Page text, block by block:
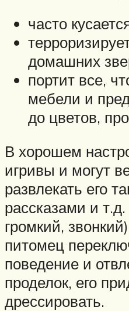
часто
домашних
портит все,
мебели и
до цветов,
В хорошем
игривы и могут
развлекать его
рассказами и т.д.
громкий,
питомец
поведение и
проделок, его
дрессировать.